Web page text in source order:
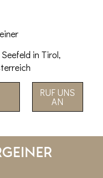
in Tirol,
RUF UNS
AN